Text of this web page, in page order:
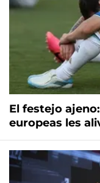
El festejo
europeas les